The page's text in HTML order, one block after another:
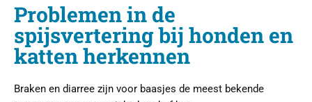
Problemen in de
spijsvertering bij honden en
katten herkennen
Braken en diarree zijn voor baasjes de meest bekende